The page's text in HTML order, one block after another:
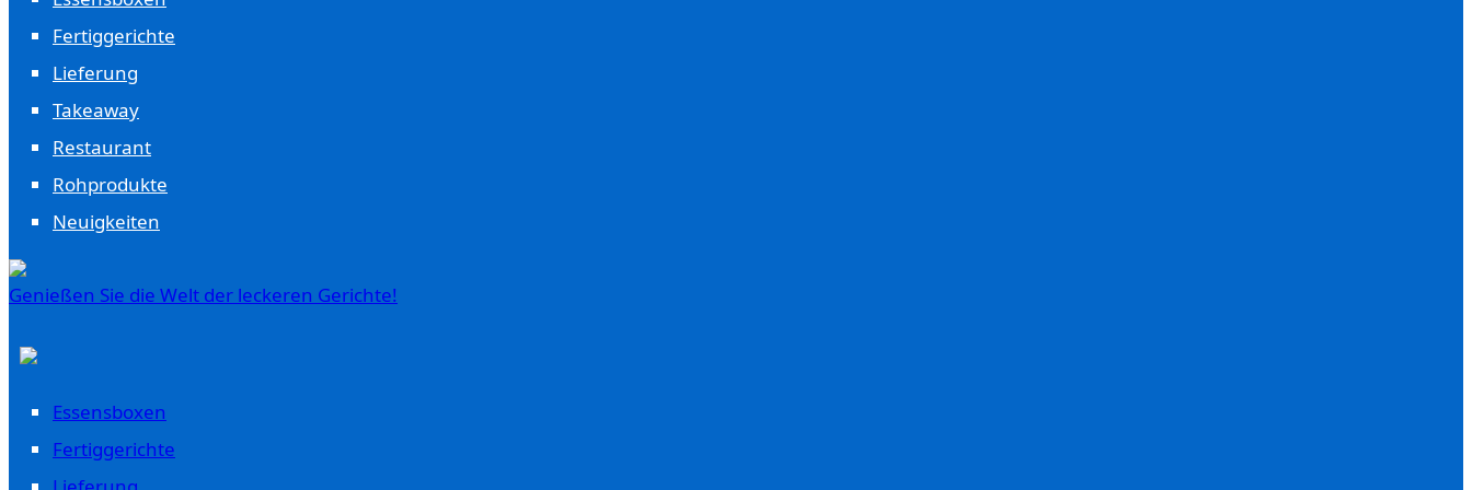
Fertiggerichte
Lieferung
Takeaway
Restaurant
Rohprodukte
Neuigkeiten
Genießen Sie die Welt der leckeren Gerichte!
Essensboxen
Fertiggerichte